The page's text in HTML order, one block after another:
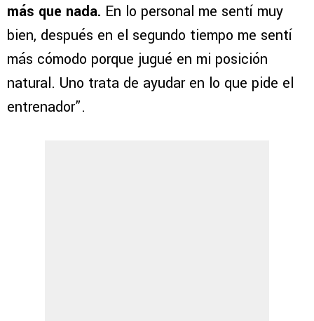
más que nada. En lo personal me sentí muy
bien, después en el segundo tiempo me sentí
más cómodo porque jugué en mi posición
natural. Uno trata de ayudar en lo que pide el
entrenador”.